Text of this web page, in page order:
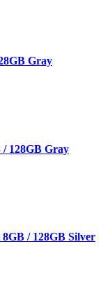
Gray
/ 128GB Gray
/ 128GB Silver